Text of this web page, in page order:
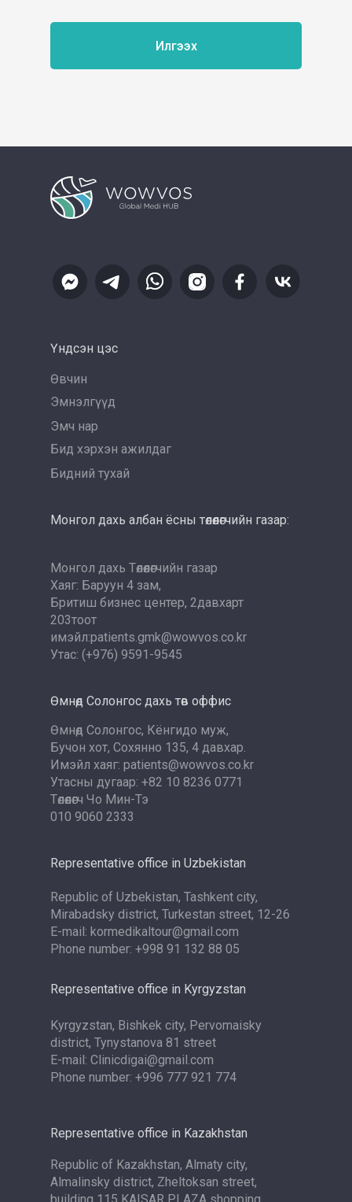
Өмнөд Солонгос дахь төв оффис
Representative office in Uzbekistan
Representative office in Kyrgyzstan
Өмнөд Солонгос, Кёнгидо муж,
Бучон хот, Сохянно 135, 4 давхар.
Имэйл хаяг: patients@wowvos.co.kr
Утасны дугаар: +82 10 8236 0771
Төлөөлөгч Чо Мин-Тэ
010 9060 2333
Republic of Uzbekistan, Tashkent city,
Mirabadsky district, Turkestan street, 12-26
E-mail: kormedikaltour@gmail.com
Phone number: +998 91 132 88 05
Kyrgyzstan, Bishkek city, Pervomaisky
district, Tynystanova 81 street
E-mail: Clinicdigai@gmail.com
Phone number: +996 777 921 774
Үндсэн цэс
Өвчин
Эмнэлгүүд
Эмч нар
Бид хэрхэн ажилдаг
Бидний тухай
Representative office in Kazakhstan
Republic of Kazakhstan, Almaty city,
Almalinsky district, Zheltoksan street,
Илгээх
Монгол дахь албан ёсны төлөөлөгчийн газар:
Монгол дахь Төлөөлөгчийн газар
Хаяг: Баруун 4 зам,
Бритиш бизнес центер, 2давхарт
203тоот
имэйл:patients.gmk@wowvos.co.kr
Утас: (+976) 9591-9545